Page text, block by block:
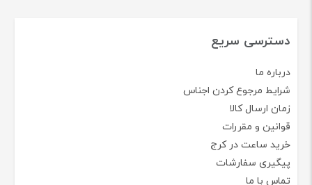
دسترسی سریع
درباره ما
شرایط مرجوع کردن اجناس
زمان ارسال کالا
قوانین و مقررات
خرید ساعت در کرج
پیگیری سفارشات
تماس با ما